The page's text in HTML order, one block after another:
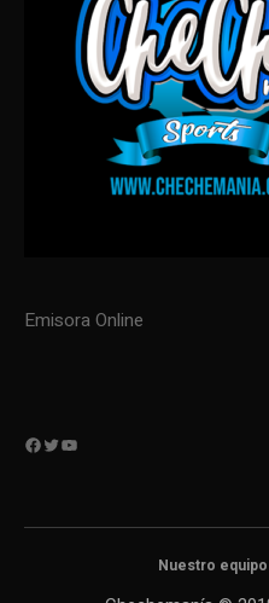
Emisora Online
Facebook
Twitter
YouTube
Nuestro equipo